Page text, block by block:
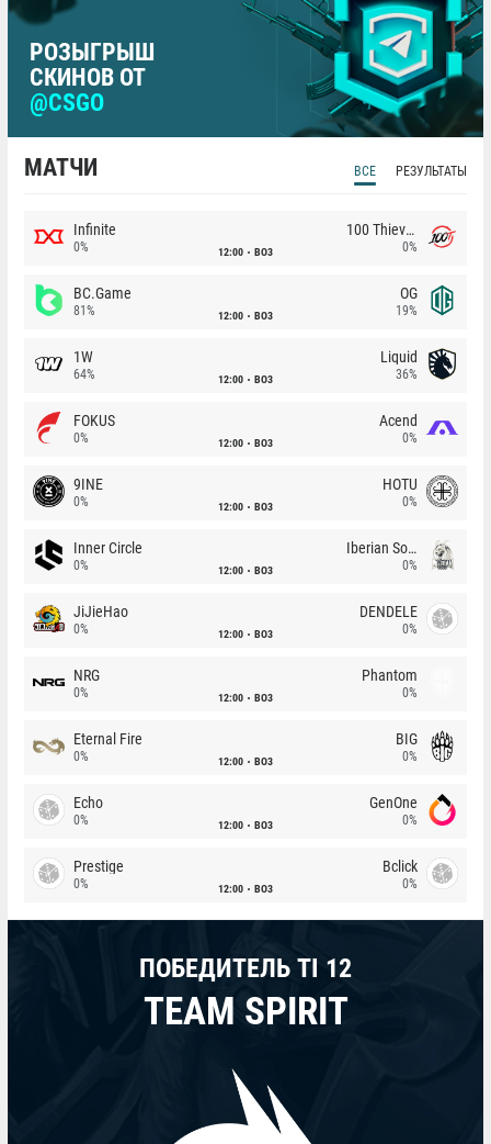
РОЗЫГРЫШ
СКИНОВ ОТ
@CSGO
МАТЧИ ВСЕ РЕЗУЛЬТАТЫ
Infinite
0% 12:00 BO3
100 Thieves
0%
BC.Game
81% 12:00 BO3
OG
19%
1W
64% 12:00 BO3
Liquid
36%
FOKUS
0% 12:00 BO3
Acend
0%
9INE
0% 12:00 BO3
HOTU
0%
Inner Circle
0% 12:00 BO3
Iberian Soul
0%
JiJieHao
0% 12:00 BO3
DENDELE
0%
NRG
0% 12:00 BO3
Phantom
0%
Eternal Fire
0% 12:00 BO3
BIG
0%
Echo
0% 12:00 BO3
GenOne
0%
Prestige
0% 12:00 BO3
Bclick
0%
ПОБЕДИТЕЛЬ TI 12
TEAM SPIRIT